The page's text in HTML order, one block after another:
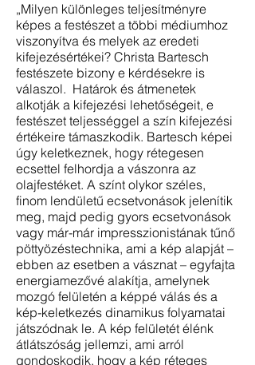
„Milyen különleges teljesítményre
képes a festészet a többi médiumhoz
viszonyítva és melyek az eredeti
kifejezésértékei? Christa Bartesch
festészete bizony e kérdésekre is
válaszol. Határok és átmenetek
alkotják a kifejezési lehetőségeit, e
festészet teljességgel a szín kifejezési
értékeire támaszkodik. Bartesch képei
úgy keletkeznek, hogy rétegesen
ecsettel felhordja a vászonra az
olajfestéket. A színt olykor széles,
finom lendületű ecsetvonások jelenítik
meg, majd pedig gyors ecsetvonások
vagy már-már impresszionistának tűnő
pöttyözéstechnika, ami a kép alapját –
ebben az esetben a vásznat – egyfajta
energiamezővé alakítja, amelynek
mozgó felületén a képpé válás és a
kép-keletkezés dinamikus folyamatai
játszódnak le. A kép felületét élénk
átlátszóság jellemzi, ami arról
gondoskodik, hogy a kép réteges